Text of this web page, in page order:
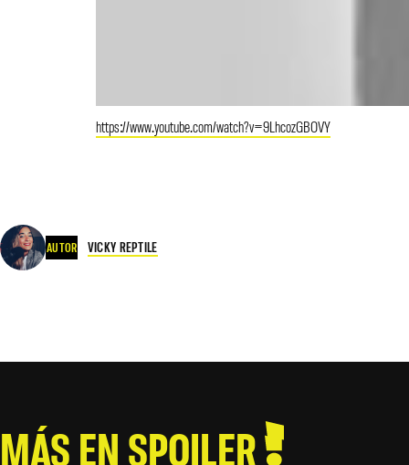
https://www.youtube.com/watch?v=9LhcozGBOVY
AUTOR VICKY REPTILE
MÁS EN SPOILER